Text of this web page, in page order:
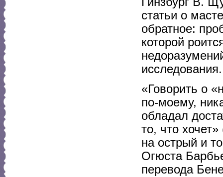
статьи о
обратное:
которой
исследования.
«Говорить о
по-моему,
обладал
то, что
на острый и
Огюста
перевода